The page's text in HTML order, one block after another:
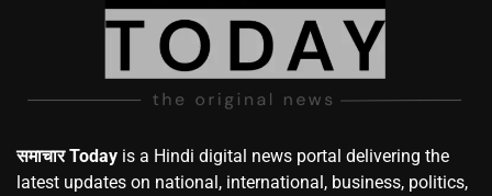
समाचार Today is a Hindi digital news portal delivering the
latest updates on national, international, business, politics,